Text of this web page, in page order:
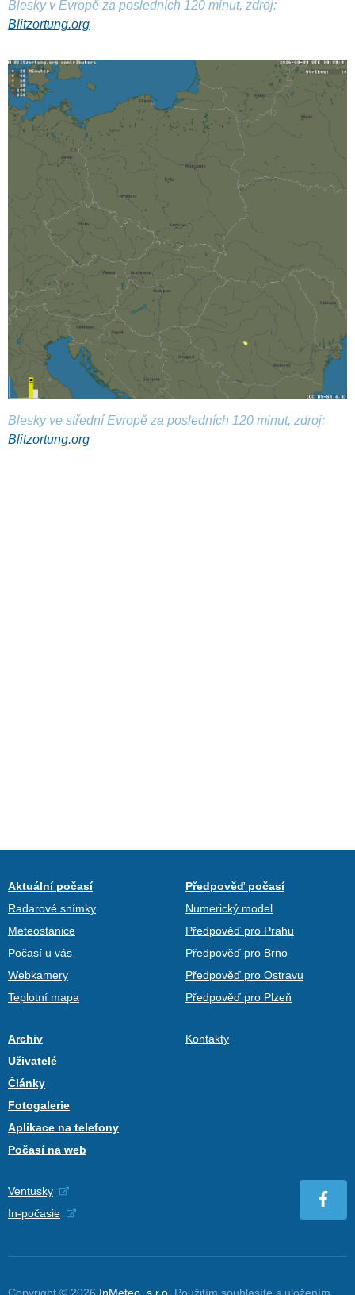
Blesky v Evropě za posledních 120 minut, zdroj:
Blitzortung.org
Blesky ve střední Evropě za posledních 120 minut, zdroj:
Blitzortung.org
Aktuální počasí
Radarové snímky
Meteostanice
Počasí u vás
Webkamery
Teplotní mapa
Předpověď počasí
Numerický model
Předpověď pro Prahu
Předpověď pro Brno
Předpověď pro Ostravu
Předpověď pro Plzeň
Archiv
Uživatelé
Články
Fotogalerie
Aplikace na telefony
Počasí na web
Kontakty
Ventusky
In-počasie
Copyright © 2026 InMeteo, s.r.o. Použitím souhlasíte s uložením